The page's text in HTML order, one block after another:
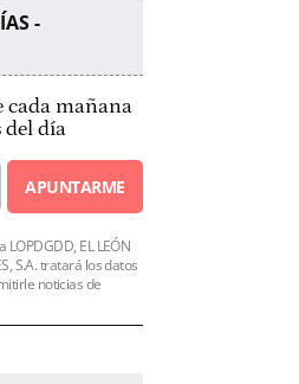
-
cada mañana
del día
APUNTARME
EL LEÓN
S.A. tratará los datos
noticias de